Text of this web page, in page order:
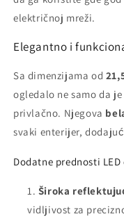
električnoj mreži.
Elegantno i
Sa dimenzijama od
ogledalo ne samo da
privlačno. Njegova
svaki enterijer,
Dodatne prednosti
Široka
vidljivost za